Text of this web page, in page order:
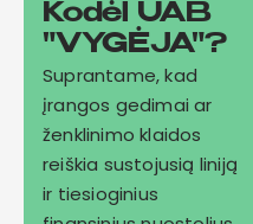
Kodėl UAB
"VYGĖJA"?
Suprantame, kad
įrangos gedimai ar
ženklinimo klaidos
reiškia sustojusią liniją
ir tiesioginius